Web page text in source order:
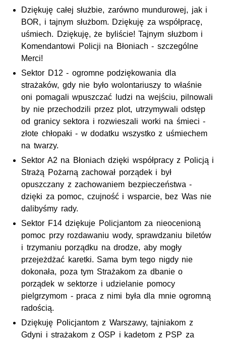
Dziękuję całej służbie, zarówno mundurowej, jak i
BOR, i tajnym służbom. Dziękuję za współpracę,
uśmiech. Dziękuję, że byliście! Tajnym służbom i
Komendantowi Policji na Błoniach - szczególne
Merci!
Sektor D12 - ogromne podziękowania dla
strażaków, gdy nie było wolontariuszy to właśnie
oni pomagali wpuszczać ludzi na wejściu, pilnowali
by nie przechodzili przez plot, utrzymywali odstęp
od granicy sektora i rozwieszali worki na śmieci -
złote chłopaki - w dodatku wszystko z uśmiechem
na twarzy.
Sektor A2 na Błoniach dzięki współpracy z Policją i
Strażą Pożarną zachował porządek i był
opuszczany z zachowaniem bezpieczeństwa -
dzięki za pomoc, czujność i wsparcie, bez Was nie
dalibyśmy rady.
Sektor F14 dziękuje Policjantom za nieocenioną
pomoc przy rozdawaniu wody, sprawdzaniu biletów
i trzymaniu porządku na drodze, aby mogły
przejeżdżać karetki. Sama bym tego nigdy nie
dokonała, poza tym Strażakom za dbanie o
porządek w sektorze i udzielanie pomocy
pielgrzymom - praca z nimi była dla mnie ogromną
radością.
Dziękuję Policjantom z Warszawy, tajniakom z
Gdyni i strażakom z OSP i kadetom z PSP za